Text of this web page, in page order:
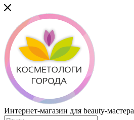
Интернет-магазин для beauty-мастера